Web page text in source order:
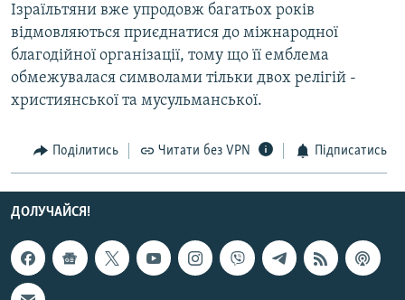
ПОДКАСТИ
КРИМ РЕАЛІЇ
РУС
УКР
КТАТ
ДОЛУЧАЙСЯ!
Ізраїльтяни вже упродовж багатьох років
відмовляються приєднатися до міжнародної
благодійної організації, тому що її емблема
обмежувалася символами тільки двох релігій -
християнської та мусульманської.
Поділитись Читати без VPN Підписатись
ДОЛУЧАЙСЯ!